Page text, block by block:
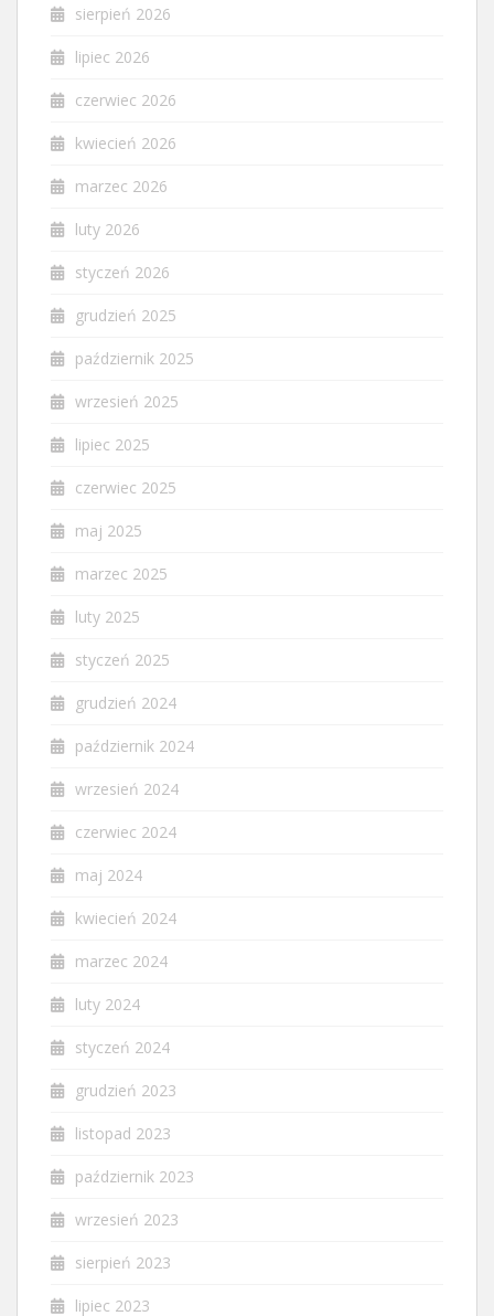
sierpień 2026
lipiec 2026
czerwiec 2026
kwiecień 2026
marzec 2026
luty 2026
styczeń 2026
grudzień 2025
październik 2025
wrzesień 2025
lipiec 2025
czerwiec 2025
maj 2025
marzec 2025
luty 2025
styczeń 2025
grudzień 2024
październik 2024
wrzesień 2024
czerwiec 2024
maj 2024
kwiecień 2024
marzec 2024
luty 2024
styczeń 2024
grudzień 2023
listopad 2023
październik 2023
wrzesień 2023
sierpień 2023
lipiec 2023